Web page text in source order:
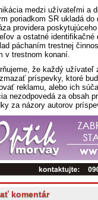
medzi užívateľmi a
poriadkom SR ukladá
providera
a ostatné identifikačné
páchaním trestnej
v trestnom konaní.
že každý užívateľ
príspevky, ktoré
reklamu, alebo ich
nezodpovedá za obsah
za názory autorov
komentár